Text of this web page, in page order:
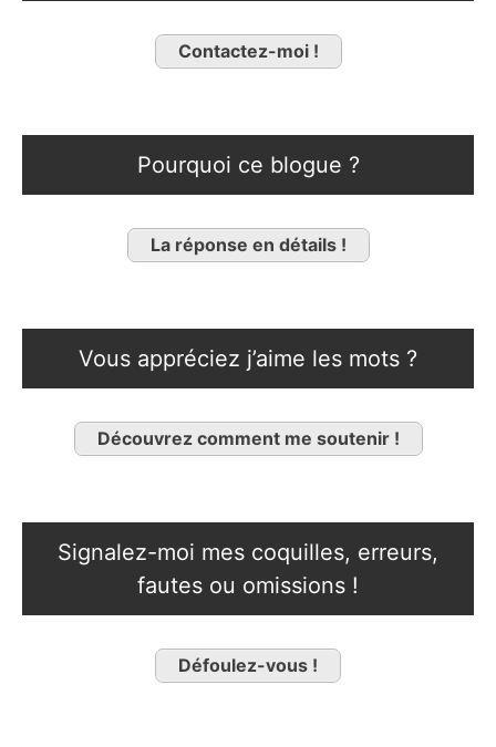
Contactez-moi !
Pourquoi ce blogue ?
La réponse en détails !
Vous appréciez j’aime les mots ?
Découvrez comment me soutenir !
Signalez-moi mes coquilles, erreurs,
fautes ou omissions !
Défoulez-vous !